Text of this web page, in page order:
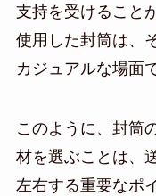
支持を受けること
使用した封筒は、
カジュアルな場面
このように、封筒
材を選ぶことは、
左右する重要なポ